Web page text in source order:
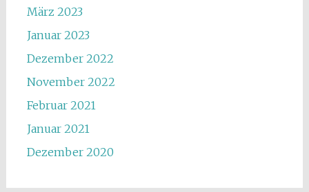
März 2023
Januar 2023
Dezember 2022
November 2022
Februar 2021
Januar 2021
Dezember 2020